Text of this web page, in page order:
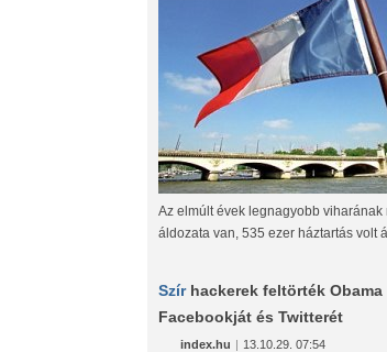
Az elmúlt évek legnagyobb viharának
áldozata van, 535 ezer háztartás volt
Szírhackerek feltörték Obama
Facebookját és Twitterét
index.hu | 13.10.29. 07:54